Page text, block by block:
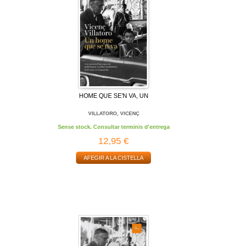
HOME QUE SE'N VA, UN
VILLATORO, VICENÇ
Sense stock. Consultar terminis d'entrega
12,95 €
AFEGIR A LA CISTELLA